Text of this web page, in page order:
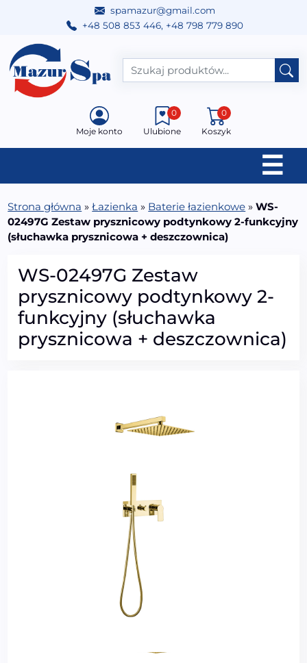
spamazur@gmail.com
+48 508 853 446, +48 798 779 890
Przejdź do treści
Main Navigation
Moje konto Ulubione
0
Koszyk
0
☰
Strona główna »Łazienka » Baterie łazienkowe »WS-
02497G Zestaw prysznicowy podtynkowy 2-funkcyjny
(słuchawka prysznicowa + deszczownica)
WS-02497G Zestaw
prysznicowy podtynkowy 2-
funkcyjny (słuchawka
prysznicowa + deszczownica)